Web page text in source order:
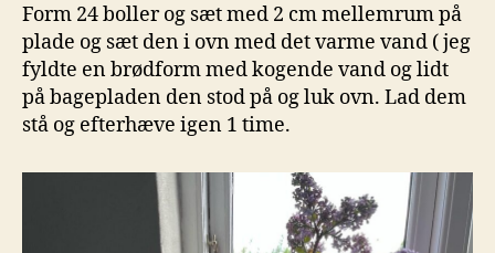
Form 24 boller og sæt med 2 cm mellemrum på
plade og sæt den i ovn med det varme vand ( jeg
fyldte en brødform med kogende vand og lidt
på bagepladen den stod på og luk ovn. Lad dem
stå og efterhæve igen 1 time.